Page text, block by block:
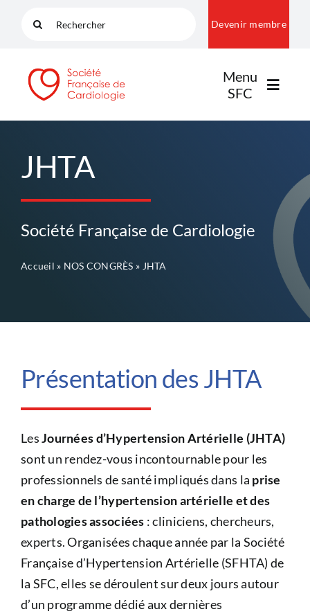
Rechercher: Devenir membre
Menu
SFC
NOS COMMUNAUTÉS
PUBLICATIONS
RECHERCHE
PRIX ET BOURSES
FORMATION
JHTA
Société Française de Cardiologie
Accueil » NOS CONGRÈS » JHTA
Présentation des JHTA
LesJournées d’Hypertension Artérielle (JHTA)
sont un rendez-vous incontournable pour les
professionnels de santé impliqués dans la prise
en charge de l’hypertension artérielle et des
pathologies associées : cliniciens, chercheurs,
experts. Organisées chaque année par la Société
Française d’Hypertension Artérielle (SFHTA) de
la SFC, elles se déroulent sur deux jours autour
d’un programme dédié aux dernières